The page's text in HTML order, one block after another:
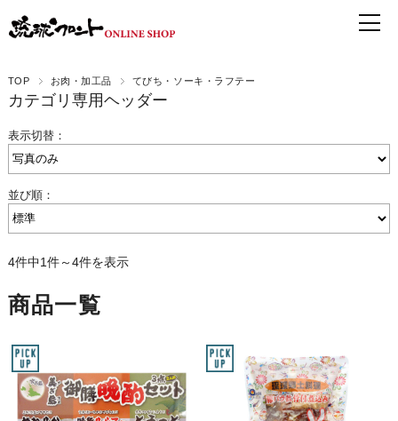
TOP お肉・加工品 てびち・ソーキ・ラフテー
カテゴリ専用ヘッダー
表示切替：
並び順：
4件中1件～4件を表示
商品一覧